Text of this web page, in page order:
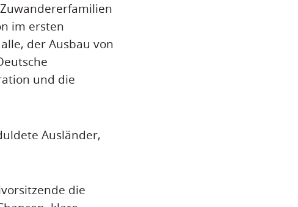
im ersten
der Ausbau von
und die
Ausländer,
die